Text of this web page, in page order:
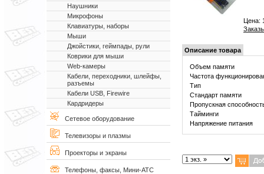
Наушники
Микрофоны
Клавиатуры, наборы
Мыши
Джойстики, геймпады, рули
Коврики для мыши
Web-камеры
Кабели, переходники, шлейфы,
разъемы
Кабели USB, Firewire
Кардридеры
Сетевое оборудование
Телевизоры и плазмы
Проекторы и экраны
Телефоны, факсы, Мини-АТС
Цена:
Описание товара
Объем памяти
Частота
Тип
Стандарт памяти
Пропускная
Тайминги
Напряжение питания